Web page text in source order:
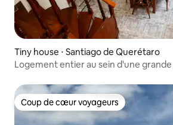
Tiny house ⋅ Santiago de Querétaro
Logement entier au sein d'une grande
Coup de cœur voyageurs
Coup de cœur voyageurs